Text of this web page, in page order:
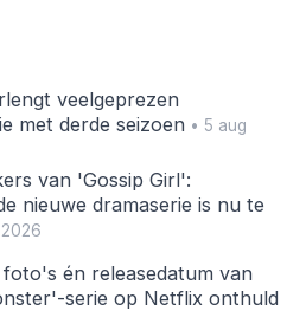
veelgeprezen
met derde seizoen• 5 aug
van 'Gossip Girl':
nieuwe dramaserie is nu te
én releasedatum van
serie op Netflix onthuld